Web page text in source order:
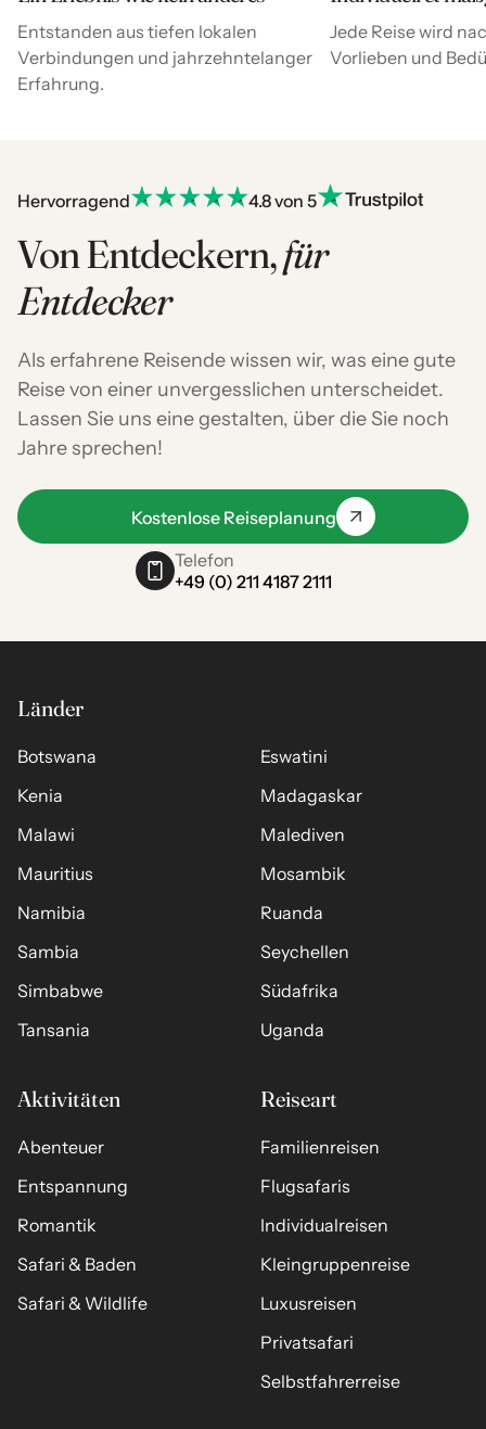
Entstanden aus tiefen lokalen
Verbindungen und jahrzehntelanger
Erfahrung.
Jede Reise wird
Vorlieben und
Hervorragend 4.8 von 5
Von Entdeckern,für
Entdecker
Als erfahrene Reisende wissen wir, was eine gute
Reise von einer unvergesslichen unterscheidet.
Lassen Sie uns eine gestalten, über die Sie noch
Jahre sprechen!
Kostenlose Reiseplanung
Telefon
+49 (0) 211 4187 2111
Länder
Botswana
Eswatini
Kenia
Madagaskar
Malawi
Malediven
Mauritius
Mosambik
Namibia
Ruanda
Sambia
Seychellen
Simbabwe
Südafrika
Tansania
Uganda
Aktivitäten
Abenteuer
Entspannung
Romantik
Safari & Baden
Safari & Wildlife
Reiseart
Familienreisen
Flugsafaris
Individualreisen
Kleingruppenreise
Luxusreisen
Privatsafari
Selbstfahrerreise